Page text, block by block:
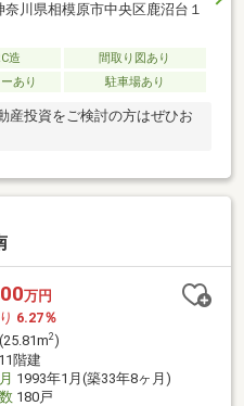
奈川県相模原市中央区鹿沼台１
造
間取り図あり
あり 駐車場あり
産投資をご検討の方はぜひお
万円
6.27％
2)
階建
1993年1月(築33年8ヶ月)
180戸